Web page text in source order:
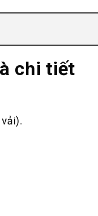
chi tiết